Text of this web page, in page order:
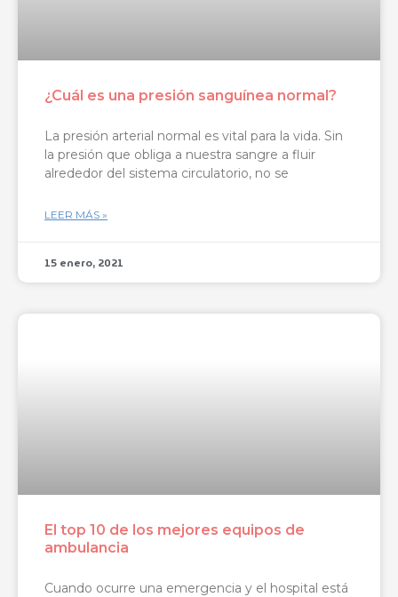
¿Cuál es una presión sanguínea normal?
La presión arterial normal es vital para la vida. Sin
la presión que obliga a nuestra sangre a fluir
alrededor del sistema circulatorio, no se
LEER MÁS »
15 enero, 2021
El top 10 de los mejores equipos de
ambulancia
Cuando ocurre una emergencia y el hospital está